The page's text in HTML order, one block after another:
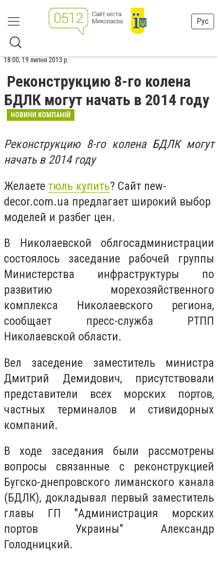
Рус
18:00, 19 липня 2013 р.
Реконструкцию 8-го колена
БДЛК могут начать в 2014 году
НОВИНИ КОМПАНІЙ
Реконструкцию 8-го колена БДЛК могут
начать в 2014 году
Желаете тюль купить? Сайт new-
decor.com.ua предлагает широкий выбор
моделей и разбег цен.
В Николаевской облгосадминистрации
состоялось заседание рабочей группы
Министерства инфраструктуры по
развитию морехозяйственного
комплекса Николаевского региона,
сообщает пресс-служба РТПП
Николаевской области.
Вел заседение заместитель министра
Дмитрий Демидович, присутствовали
представители всех морских портов,
частных терминалов и стивидорных
компаний.
В ходе заседания были рассмотрены
вопросы связанные с реконструкцией
Бугско-днепровского лиманского канала
(БДЛК), докладывал первый заместитель
главы ГП "Администрация морских
портов Украины" Александр
Голодницкий.